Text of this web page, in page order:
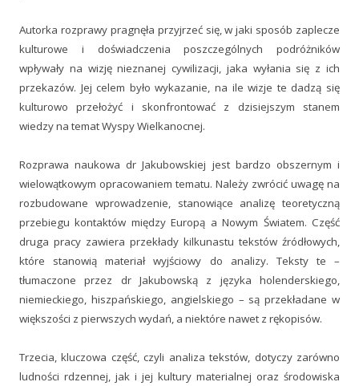
Autorka rozprawy pragnęła przyjrzeć się, w jaki sposób zaplecze
kulturowe i doświadczenia poszczególnych podróżników
wpływały na wizję nieznanej cywilizacji, jaka wyłania się z ich
przekazów. Jej celem było wykazanie, na ile wizje te dadzą się
kulturowo przełożyć i skonfrontować z dzisiejszym stanem
wiedzy na temat Wyspy Wielkanocnej.
Rozprawa naukowa dr Jakubowskiej jest bardzo obszernym i
wielowątkowym opracowaniem tematu. Należy zwrócić uwagę na
rozbudowane wprowadzenie, stanowiące analizę teoretyczną
przebiegu kontaktów między Europą a Nowym Światem. Część
druga pracy zawiera przekłady kilkunastu tekstów źródłowych,
które stanowią materiał wyjściowy do analizy. Teksty te –
tłumaczone przez dr Jakubowską z języka holenderskiego,
niemieckiego, hiszpańskiego, angielskiego – są przekładane w
większości z pierwszych wydań, a niektóre nawet z rękopisów.
Trzecia, kluczowa część, czyli analiza tekstów, dotyczy zarówno
ludności rdzennej, jak i jej kultury materialnej oraz środowiska